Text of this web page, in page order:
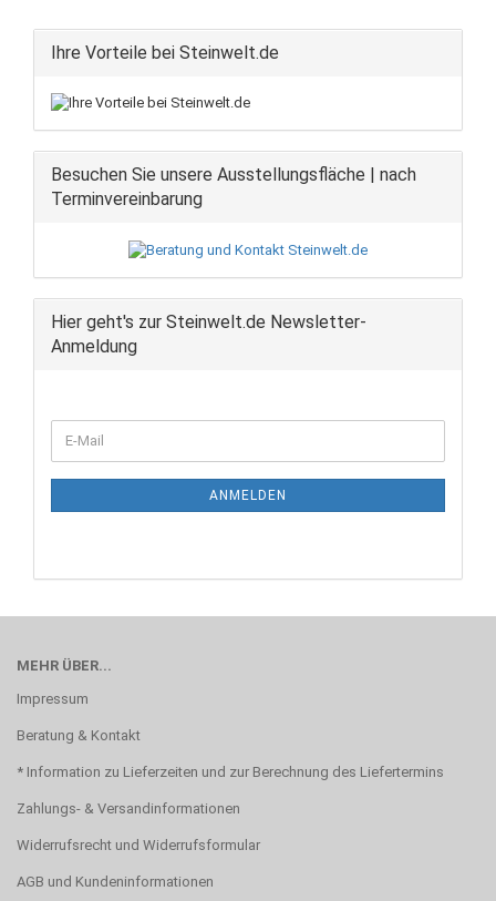
Ihre Vorteile bei Steinwelt.de
Besuchen Sie unsere Ausstellungsfläche | nach
Terminvereinbarung
Hier geht's zur Steinwelt.de Newsletter-
Anmeldung
ZUR
NEWSLETTER-
E-
Mail
ANMELDEN
MEHR ÜBER...
Impressum
Beratung & Kontakt
* Information zu Lieferzeiten und zur Berechnung des Liefertermins
Zahlungs- & Versandinformationen
Widerrufsrecht und Widerrufsformular
AGB und Kundeninformationen